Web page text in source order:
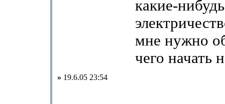
какие-
мне нужно
чего начать
» 19.6.05 23:54